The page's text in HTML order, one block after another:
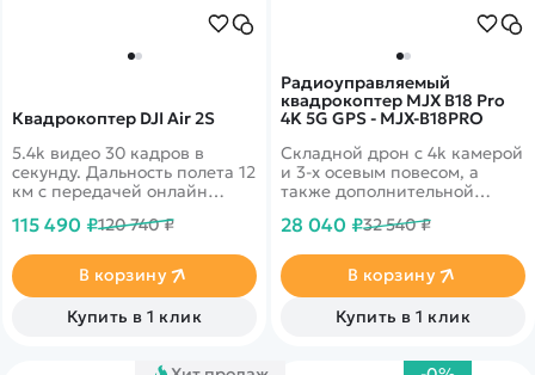
Квадрокоптер DJI Air 2S
5.4k видео 30 кадров в
секунду. Дальность полета 12
км с передачей онлайн
облета препятствий по всем
115 490 ₽120 740 ₽
В корзину
Купить в 1 клик
Радиоуправляемый
квадрокоптер MJX B18 Pro
4K 5G GPS - MJX-B18PRO
Складной дрон с 4k камерой
и 3-х осевым повесом, а
также дополнительной
EIS. Время полета до 25
Скорость полета до 40 км/ч!
28 040 ₽32 540 ₽
В корзину
Купить в 1 клик